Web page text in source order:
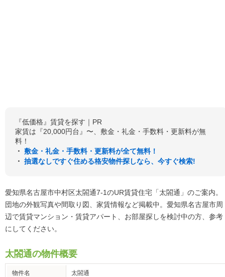
『低価格』賃貸を探す｜PR
家賃は『20,000円台』〜、敷金・礼金・手数料・更新料が無
料！
・ 敷金・礼金・手数料・更新料が全て無料！
・ 抽選なしですぐ住める格安物件探しなら、今すぐ検索!
愛知県名古屋市中村区太閤通7-1のUR賃貸住宅「太閤通」のご案内。
団地の外観写真や間取り図、家賃情報など掲載中。愛知県名古屋市周
辺で賃貸マンション・賃貸アパート、お部屋探しを検討中の方、参考
にしてください。
太閤通の物件概要
物件名 太閤通